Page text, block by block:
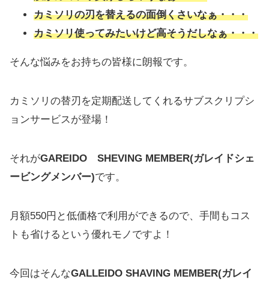
カミソリの刃を替えるの面倒くさいなぁ・・・
カミソリ使ってみたいけど高そうだしなぁ・・・
そんな悩みをお持ちの皆様に朗報です。
カミソリの替刃を定期配送してくれるサブスクリプシ
ョンサービスが登場！
それがGAREIDO SHEVING MEMBER(ガレイドシェ
ービングメンバー)です。
月額550円と低価格で利用ができるので、手間もコス
トも省けるという優れモノですよ！
今回はそんなGALLEIDO SHAVING MEMBER(ガレイ